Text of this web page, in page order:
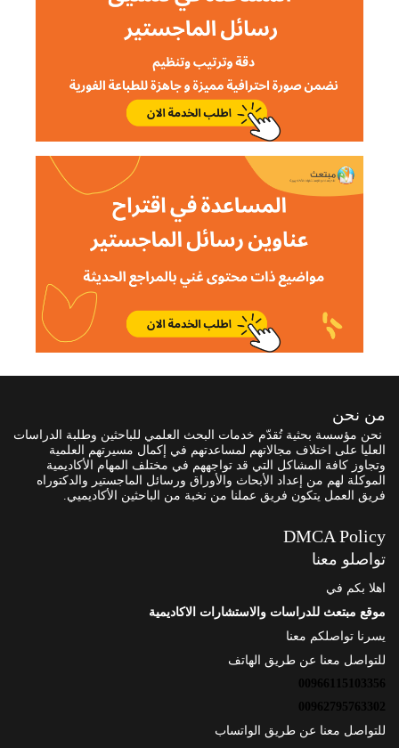
من نحن
نحن مؤسسة بحثية تُقدّم خدمات البحث العلمي للباحثين وطلبة الدراسات
العليا على اختلاف مجالاتهم لمساعدتهم في إكمال مسيرتهم العلمية
وتجاوز كافة المشاكل التي قد تواجههم في مختلف المهام الأكاديمية
الموكلة لهم من إعداد الأبحاث والأوراق ورسائل الماجستير والدكتوراه
فريق العمل يتكون فريق عملنا من نخبة من الباحثين الأكاديميي.
DMCA Policy
تواصلو معنا
اهلا بكم في
موقع مبتعث للدراسات والاستشارات الاكاديمية
يسرنا تواصلكم معنا
للتواصل معنا عن طريق الهاتف
00966115103356
00962795763302
للتواصل معنا عن طريق الواتساب